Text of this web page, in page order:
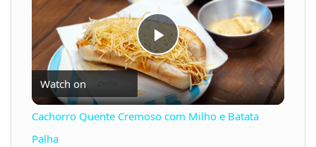
P
l
Watch on
Cachorro Quente Cremoso com Milho e Batata
Palha